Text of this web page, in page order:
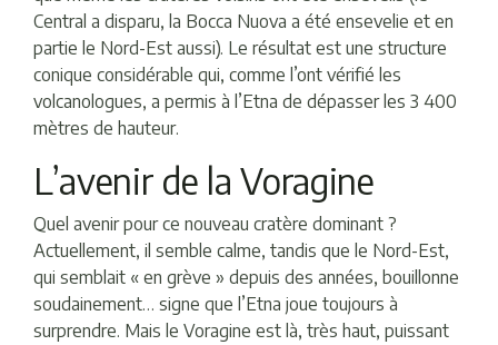
Central a disparu, la Bocca Nuova a été ensevelie et en
partie le Nord-Est aussi). Le résultat est une structure
conique considérable qui, comme l’ont vérifié les
volcanologues, a permis à l’Etna de dépasser les 3 400
mètres de hauteur.
L’avenir de la Voragine
Quel avenir pour ce nouveau cratère dominant ?
Actuellement, il semble calme, tandis que le Nord-Est,
qui semblait « en grève » depuis des années, bouillonne
soudainement… signe que l’Etna joue toujours à
surprendre. Mais le Voragine est là, très haut, puissant